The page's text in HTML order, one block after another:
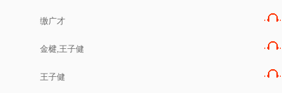
缴广才
金楗,王子健
王子健